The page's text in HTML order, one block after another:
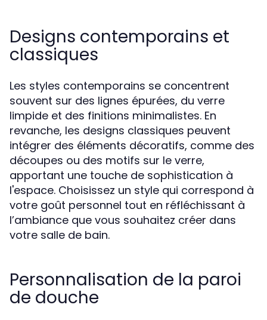
Designs contemporains et
classiques
Les styles contemporains se concentrent
souvent sur des lignes épurées, du verre
limpide et des finitions minimalistes. En
revanche, les designs classiques peuvent
intégrer des éléments décoratifs, comme des
découpes ou des motifs sur le verre,
apportant une touche de sophistication à
l'espace. Choisissez un style qui correspond à
votre goût personnel tout en réfléchissant à
l’ambiance que vous souhaitez créer dans
votre salle de bain.
Personnalisation de la paroi
de douche